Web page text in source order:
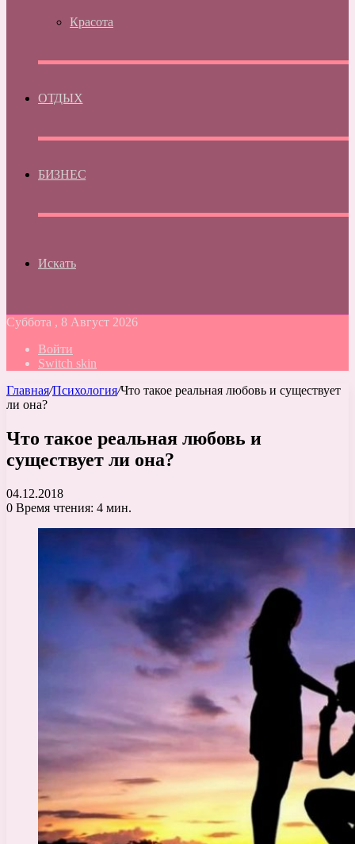
Красота
ОТДЫХ
БИЗНЕС
Искать
Суббота , 8 Август 2026
Войти
Switch skin
Главная/Психология/Что такое реальная любовь и существует
ли она?
Что такое реальная любовь и
существует ли она?
04.12.2018
0 Время чтения: 4 мин.